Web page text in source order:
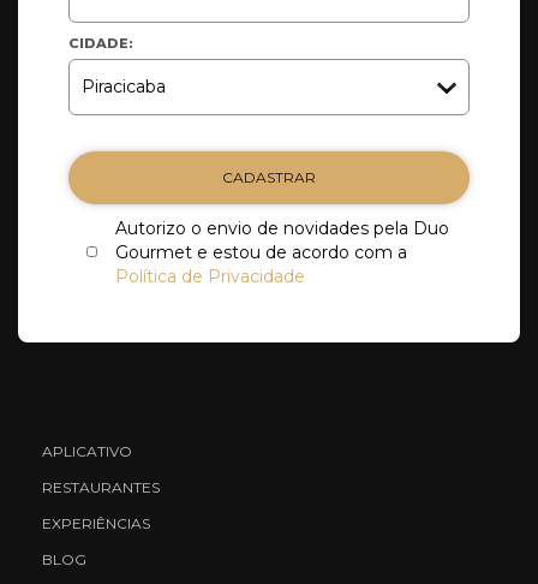
CIDADE:
CADASTRAR
Autorizo o envio de novidades pela Duo
Gourmet e estou de acordo com a
Política de Privacidade
APLICATIVO
RESTAURANTES
EXPERIÊNCIAS
BLOG